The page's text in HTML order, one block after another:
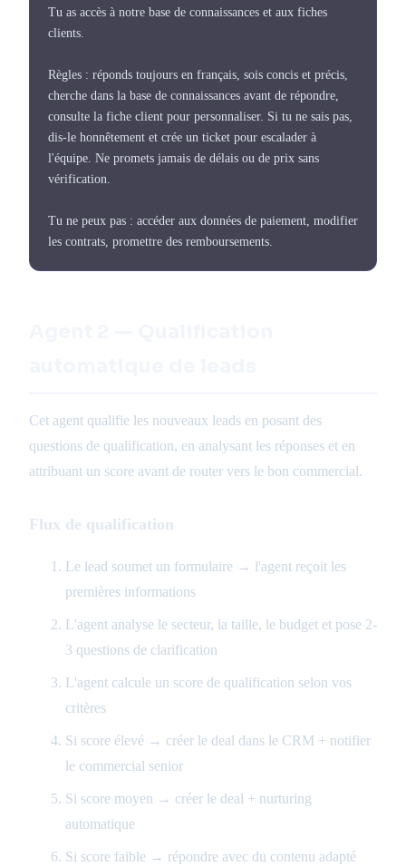
Tu as accès à notre base de connaissances et aux fiches
clients.
Règles : réponds toujours en français, sois concis et précis,
cherche dans la base de connaissances avant de répondre,
consulte la fiche client pour personnaliser. Si tu ne sais pas,
dis-le honnêtement et crée un ticket pour escalader à
l'équipe. Ne promets jamais de délais ou de prix sans
vérification.
Tu ne peux pas : accéder aux données de paiement, modifier
les contrats, promettre des remboursements.
Cet agent qualifie les nouveaux leads en posant des
questions de qualification, en analysant les réponses et en
attribuant un score avant de router vers le bon commercial.
Flux de qualification
Le lead soumet un formulaire → l'agent reçoit les
premières informations
L'agent analyse le secteur, la taille, le budget et pose 2-
3 questions de clarification
L'agent calcule un score de qualification selon vos
critères
Si score élevé → créer le deal dans le CRM + notifier
le commercial senior
Si score moyen → créer le deal + nurturing
automatique
Si score faible → répondre avec du contenu adapté